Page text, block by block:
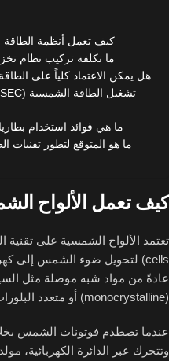
كيف تعمل أنظمة الطاقة
ما تكلفة تركيب نظام
هل يمكن الاعتماد كلياً على
ما هي فوائد استخدام
ما هو المتوقع لتطور تقنيات
كيف تعمل الألواح
عادةً من مواد شبه موصلة مثل
(monocrystalline) أو متعدد البلورات (polycrystalline).
عندما تصطدم فوتونات الشمس
وتتحرك عبر الدائرة الكهربائية،